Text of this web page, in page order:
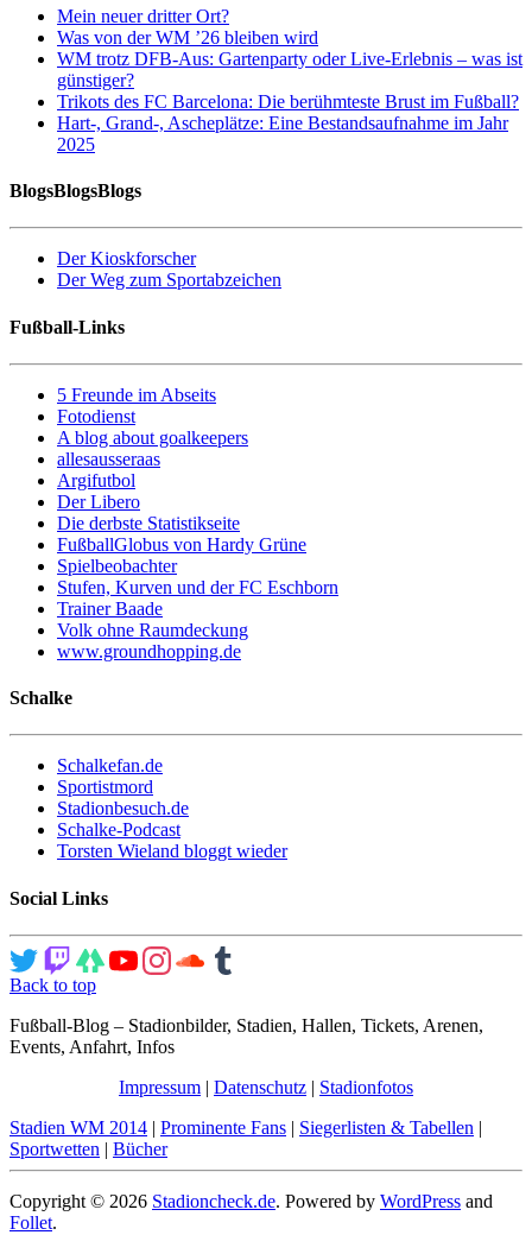
Mein neuer dritter Ort?
Was von der WM ’26 bleiben wird
WM trotz DFB-Aus: Gartenparty oder Live-Erlebnis – was ist
günstiger?
Trikots des FC Barcelona: Die berühmteste Brust im Fußball?
Hart-, Grand-, Ascheplätze: Eine Bestandsaufnahme im Jahr
2025
BlogsBlogsBlogs
Der Kioskforscher
Der Weg zum Sportabzeichen
Fußball-Links
5 Freunde im Abseits
Fotodienst
A blog about goalkeepers
allesausseraas
Argifutbol
Der Libero
Die derbste Statistikseite
FußballGlobus von Hardy Grüne
Spielbeobachter
Stufen, Kurven und der FC Eschborn
Trainer Baade
Volk ohne Raumdeckung
www.groundhopping.de
Schalke
Schalkefan.de
Sportistmord
Stadionbesuch.de
Schalke-Podcast
Torsten Wieland bloggt wieder
Social Links
Back to top
Fußball-Blog – Stadionbilder, Stadien, Hallen, Tickets, Arenen,
Events, Anfahrt, Infos
Impressum | Datenschutz | Stadionfotos
Stadien WM 2014 | Prominente Fans | Siegerlisten & Tabellen |
Sportwetten | Bücher
Copyright © 2026 Stadioncheck.de. Powered by WordPress and
Follet.